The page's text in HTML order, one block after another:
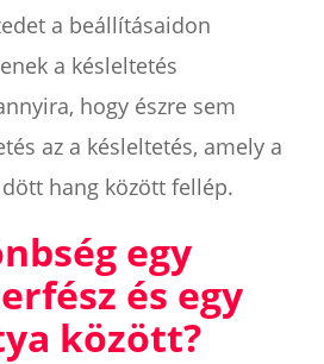
a beállításaidon
a késleltetés
hogy észre sem
az a késleltetés, amely a
hang között fellép.
egy
és egy
között?